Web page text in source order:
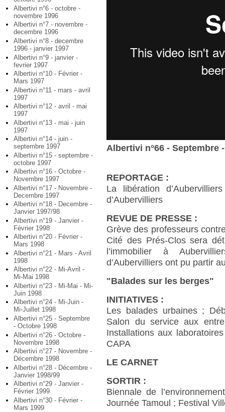
Albertivi n°6 - octobre -
novembre 1996
Albertivi n°7 - novembre -
decembre 1996
Albertivi n°8 - decembre
1996 - janvier 1997
Albertivi n°9 - janvier -
fevrier 1997
Albertivi n°10 - Février -
Mars 1997
Albertivi n°11 - mars - avril
1997
Albertivi n°12 - avril - mai
1997
Albertivi n°13 - mai - juin
1997
Albertivi n°14 - juin -
septembre 1997
Albertivi n°15 - septembre -
octobre 1997
Albertivi n°16 - Octobre -
Novembre 1997
Albertivi n°17 - Novembre -
Decembre 1997
Albertivi n°18 - Decembre -
Janvier 1997/98
Albertivi n°19 - Janvier -
Février 1998
Albertivi n°20 - Février -
Mars 1998
Albertivi n°21 - Mars - Avril
1998
Albertivi n°22 - Mi-Avril -
Mi-Mai 1998
Albertivi n°23 - Mi-Mai - Mi-
Juin 1998
Albertivi n°24 - Mi-Juin -
Mi-Juillet 1998
Albertivi n°25 - Septembre
- Octobre 1998
Albertivi n°26 - Octobre -
Novembre 1998
Albertivi n°27 - Novembre -
Décembre 1998
Albertivi n°28 - Décembre -
Janvier 1998/99
Albertivi n°29 - Janvier -
Février 1999
Albertivi n°30 - Février -
Mars 1999
Albertivi n°66 - Septembre
REPORTAGE :
La libération
d’Aubervilliers
REVUE DE PRESSE :
Grève des professeurs
Cité des Prés-Clos sera
l’immobilier à
d’Aubervilliers ont pu partir
"Balades sur les berges"
INITIATIVES :
Les balades urbaines ;
Salon du service aux
Installations aux
CAPA
LE CARNET
SORTIR :
Biennale de
Journée Tamoul ; Festival